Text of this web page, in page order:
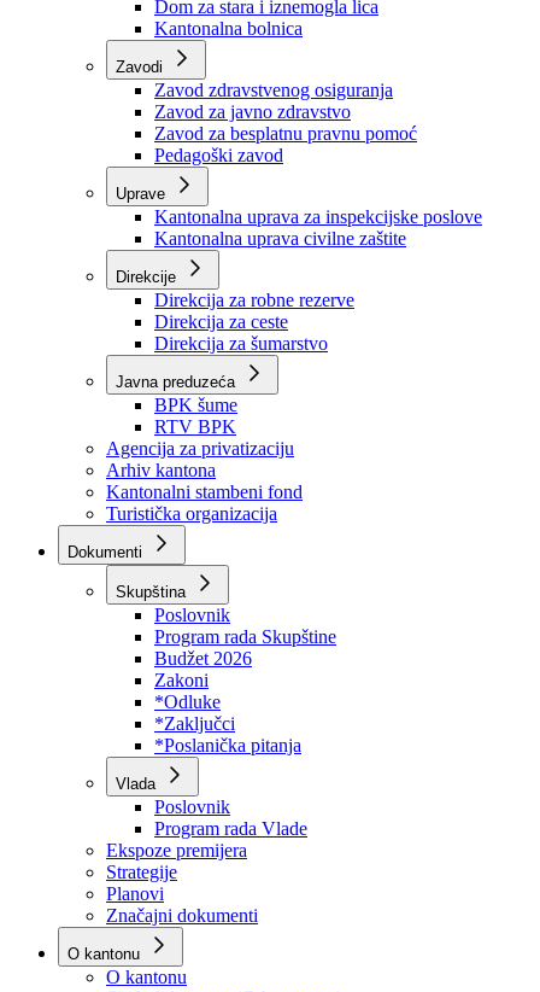
Ustanove
Centar za socijalni rad
Dom za stara i iznemogla lica
Kantonalna bolnica
Zavodi
Zavod zdravstvenog osiguranja
Zavod za javno zdravstvo
Zavod za besplatnu pravnu pomoć
Pedagoški zavod
Kantonalna uprava za inspekcijske poslove
Kantonalna uprava civilne zaštite
Direkcije
Direkcija za robne rezerve
Direkcija za ceste
Direkcija za šumarstvo
Javna preduzeća
BPK šume
RTV BPK
Agencija za privatizaciju
Arhiv kantona
Kantonalni stambeni fond
Turistička organizacija
Dokumenti
Skupština
Poslovnik
Program rada Skupštine
Budžet 2026
Zakoni
*Odluke
*Zaključci
*Poslanička pitanja
Vlada
Poslovnik
Program rada Vlade
Ekspoze premijera
Strategije
Planovi
Značajni dokumenti